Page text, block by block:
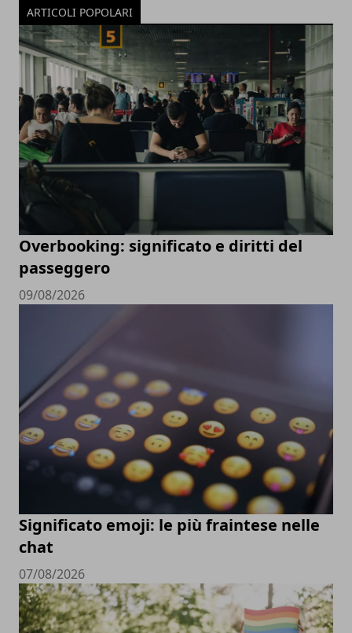
ARTICOLI POPOLARI
Overbooking: significato e diritti del
passeggero
09/08/2026
Significato emoji: le più fraintese nelle
chat
07/08/2026